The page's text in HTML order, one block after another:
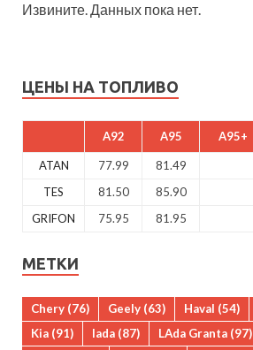
Извините. Данных пока нет.
ЦЕНЫ НА ТОПЛИВО
A92 A95 A95+
ATAN 77.99 81.49
TES
81.50 85.90
GRIFON
75.95 81.95
МЕТКИ
Chery (76) Geely (63) Haval (54)
Kia (91) lada (87) LAda Granta (97)